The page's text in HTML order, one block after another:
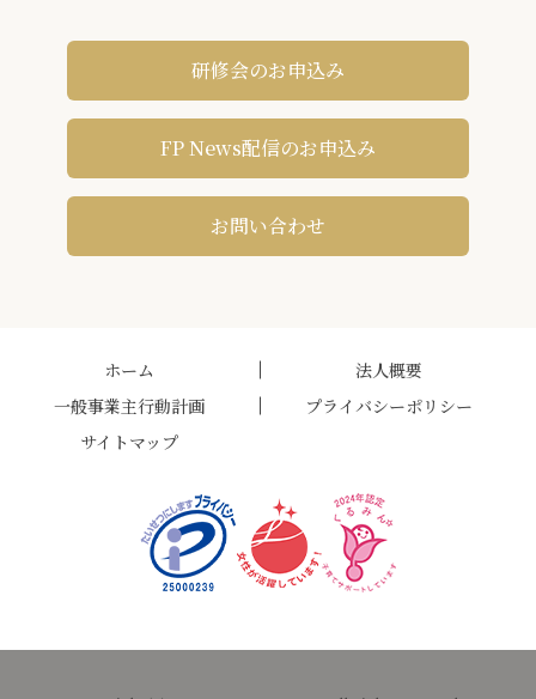
研修会のお申込み
FP News配信のお申込み
お問い合わせ
ホーム
法人概要
一般事業主行動計画
プライバシーポリシー
サイトマップ